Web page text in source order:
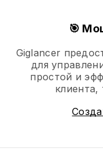
🎯
Giglancer
для
простой и
клиента,